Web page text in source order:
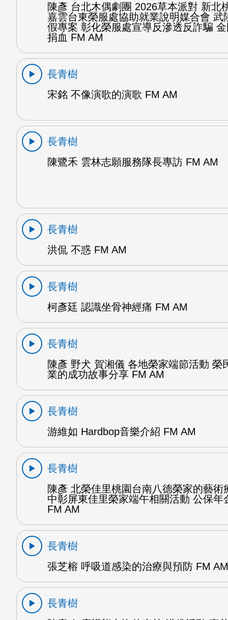
陳彥 台北木偶劇團 2026草本派對 新北
嘉雲台東榮服處協助就業說明媒合會 武
假專案 彰化榮服處宣導反滲透反詐騙
捐血 FM AM
長青樹
宋銘 不像演歌的演歌 FM AM
長青樹
陳鷺禾 雲林志願服務隊長專訪 FM AM
長青樹
洪侃 不惑 FM AM
長青樹
柯彥廷 認識坐骨神經痛 FM AM
長青樹
陳彥 野犬 賀湘儀 各地榮家端節活動 榮
業的成功故事分享 FM AM
長青樹
游維如 Hardbop音樂介紹 FM AM
長青樹
陳彥 北榮佳里桃園台南八德榮家的藝術
中彰屏東佳里榮家端午相關活動 公保年
FM AM
長青樹
張芝榕 呼吸道感染的治療與預防 FM AM
長青樹